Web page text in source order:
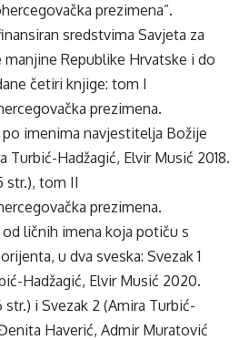
prezimena”.
sredstvima Savjeta za
manjine Republike Hrvatske i do
četiri knjige: tom I
prezimena.
po imenima navjestitelja Božije
Turbić-Hadžagić, Elvir Musić 2018.
str.), tom II
prezimena.
od ličnih imena koja potiču s
u dva sveska: Svezak 1
Hadžagić, Elvir Musić 2020.
str.) i Svezak 2 (Amira Turbić-
Haverić, Admir Muratović